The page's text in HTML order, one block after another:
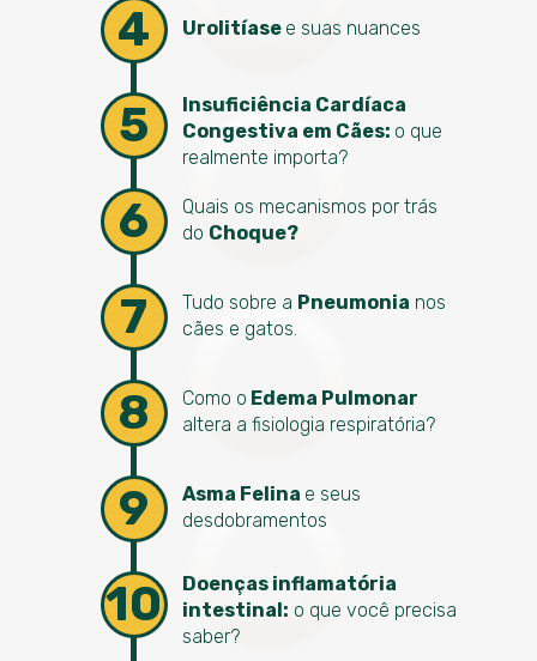
Urolitíase e suas nuances
4
Insuficiência Cardíaca
Congestiva em Cães: o que
realmente importa?
Quais os mecanismos por trás
do Choque?
5
6
Tudo sobre a Pneumonia nos
cães e gatos.
Como o Edema Pulmonar
altera a fisiologia respiratória?
7
8
Asma Felina e seus
desdobramentos
Doenças inflamatória
intestinal: o que você precisa
saber?
9
10